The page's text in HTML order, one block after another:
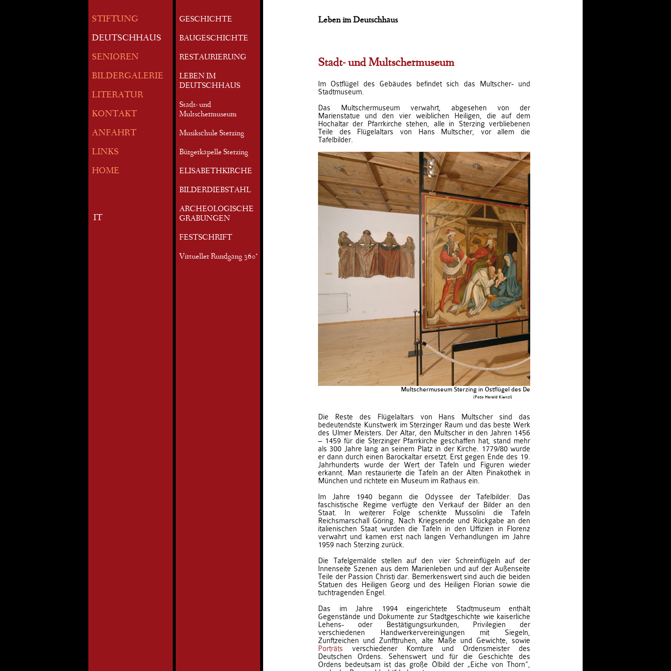
STIFTUNG
DEUTSCHHAUS
SENIOREN
BILDERGALERIE
LITERATUR
KONTAKT
ANFAHRT
LINKS
HOME
IT
GESCHICHTE
BAUGESCHICHTE
RESTAURIERUNG
LEBEN IM
DEUTSCHHAUS
Stadt- und
Multschermuseum
Musikschule Sterzing
Bürgerkapelle Sterzing
ELISABETHKIRCHE
BILDERDIEBSTAHL
ARCHEOLOGISCHE
GRABUNGEN
FESTSCHRIFT
Virtueller Rundgang 360°
Leben im Deutschhaus
Stadt- und Multschermuseum
Im Ostflügel des Gebäudes befindet sich das Multscher- und
Stadtmuseum.
Das Multschermuseum verwahrt, abgesehen von der
Marienstatue und den vier weiblichen Heiligen, die auf dem
Hochaltar der Pfarrkirche stehen, alle in Sterzing verbliebenen
Teile des Flügelaltars von Hans Multscher, vor allem die
Tafelbilder.
Multschermuseum Sterzing in Ostflügel des Deutschordenshauses
(Foto Harald Kienzl)
Die Reste des Flügelaltars von Hans Multscher sind das
bedeutendste Kunstwerk im Sterzinger Raum und das beste Werk
des Ulmer Meisters. Der Altar, den Multscher in den Jahren 1456
– 1459 für die Sterzinger Pfarrkirche geschaffen hat, stand mehr
als 300 Jahre lang an seinem Platz in der Kirche. 1779/80 wurde
er dann durch einen Barockaltar ersetzt. Erst gegen Ende des 19.
Jahrhunderts wurde der Wert der Tafeln und Figuren wieder
erkannt. Man restaurierte die Tafeln an der Alten Pinakothek in
München und richtete ein Museum im Rathaus ein.
Im Jahre 1940 begann die Odyssee der Tafelbilder. Das
faschistische Regime verfügte den Verkauf der Bilder an den
Staat. In weiterer Folge schenkte Mussolini die Tafeln
Reichsmarschall Göring. Nach Kriegsende und Rückgabe an den
italienischen Staat wurden die Tafeln in den Uffizien in Florenz
verwahrt und kamen erst nach langen Verhandlungen im Jahre
1959 nach Sterzing zurück.
Die Tafelgemälde stellen auf den vier Schreinflügeln auf der
Innenseite Szenen aus dem Marienleben und auf der Außenseite
Teile der Passion Christi dar. Bemerkenswert sind auch die beiden
Statuen des Heiligen Georg und des Heiligen Florian sowie die
tuchtragenden Engel.
Das im Jahre 1994 eingerichtete Stadtmuseum enthält
Gegenstände und Dokumente zur Stadtgeschichte wie kaiserliche
Lehens- oder Bestätigungsurkunden, Privilegien der
verschiedenen Handwerkervereinigungen mit Siegeln,
Zunftzeichen und Zunfttruhen, alte Maße und Gewichte, sowie
Porträts verschiedener Komture und Ordensmeister des
Deutschen Ordens. Sehenswert und für die Geschichte des
Ordens bedeutsam ist das große Ölbild der „Eiche von Thorn“,